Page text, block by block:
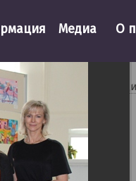
Медиа О
и фотографий «На
слайдер